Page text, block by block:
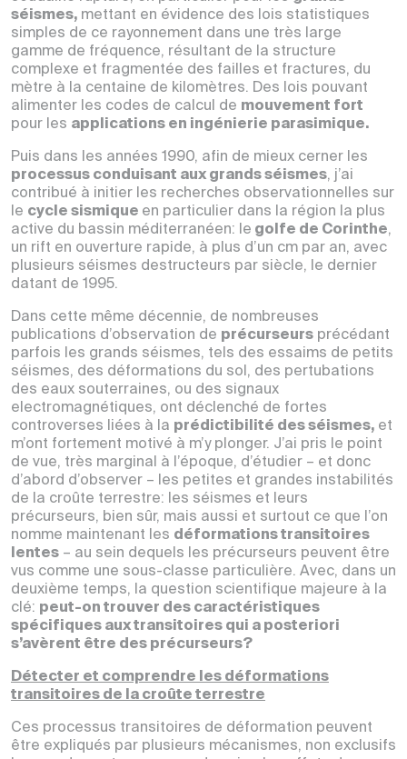
séismes, mettant en évidence des lois statistiques
simples de ce rayonnement dans une très large
gamme de fréquence, résultant de la structure
complexe et fragmentée des failles et fractures, du
mètre à la centaine de kilomètres. Des lois pouvant
alimenter les codes de calcul de mouvement fort
pour les applications en ingénierie parasimique.
Puis dans les années 1990, afin de mieux cerner les
processus conduisant aux grands séismes, j’ai
contribué à initier les recherches observationnelles sur
le cycle sismique en particulier dans la région la plus
active du bassin méditerranéen: le golfe de Corinthe,
un rift en ouverture rapide, à plus d’un cm par an, avec
plusieurs séismes destructeurs par siècle, le dernier
datant de 1995.
Dans cette même décennie, de nombreuses
publications d’observation de précurseurs précédant
parfois les grands séismes, tels des essaims de petits
séismes, des déformations du sol, des pertubations
des eaux souterraines, ou des signaux
electromagnétiques, ont déclenché de fortes
controverses liées à la prédictibilité des séismes, et
m’ont fortement motivé à m’y plonger. J’ai pris le point
de vue, très marginal à l’époque, d’étudier – et donc
d’abord d’observer – les petites et grandes instabilités
de la croûte terrestre: les séismes et leurs
précurseurs, bien sûr, mais aussi et surtout ce que l’on
nomme maintenant les déformations transitoires
lentes – au sein dequels les précurseurs peuvent être
vus comme une sous-classe particulière. Avec, dans un
deuxième temps, la question scientifique majeure à la
clé: peut-on trouver des caractéristiques
spécifiques aux transitoires qui a posteriori
s’avèrent être des précurseurs?
Détecter et comprendre les déformations
transitoires de la croûte terrestre
Ces processus transitoires de déformation peuvent
être expliqués par plusieurs mécanismes, non exclusifs